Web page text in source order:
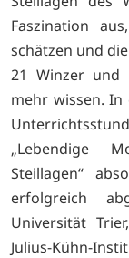
Faszination
schätzen und
21 Winzer und
mehr wissen.
„Lebendige
Steillagen“
erfolgreich
Universität
Julius-Kühn-